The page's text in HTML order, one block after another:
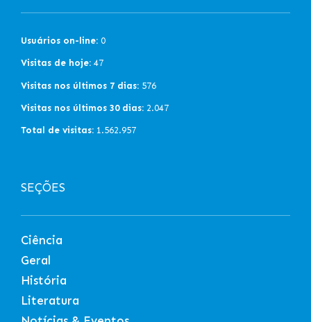
Usuários on-line: 0
Visitas de hoje: 47
Visitas nos últimos 7 dias: 576
Visitas nos últimos 30 dias: 2.047
Total de visitas: 1.562.957
SEÇÕES
Ciência
Geral
História
Literatura